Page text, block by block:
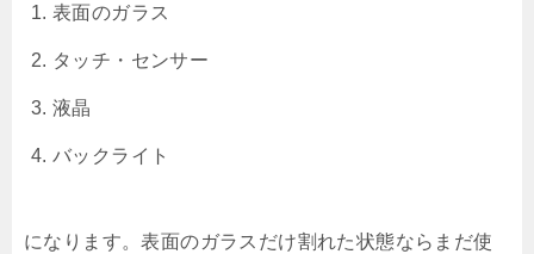
表面のガラス
タッチ・センサー
液晶
バックライト
になります。表面のガラスだけ割れた状態ならまだ使